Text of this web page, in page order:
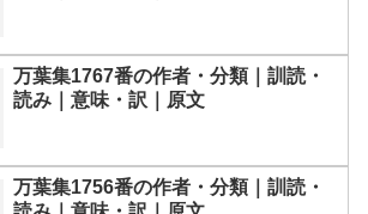
万葉集1767番の作者・分類｜訓読・
読み｜意味・訳｜原文
万葉集1756番の作者・分類｜訓読・